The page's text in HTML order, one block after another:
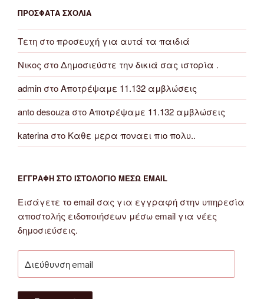
ΠΡΌΣΦΑΤΑ ΣΧΌΛΙΑ
Τετη στοπροσευχή για αυτά τα παιδιά
Νικος στοΔημοσιεύστε την δικιά σας ιστορία .
admin στοΑποτρέψαμε 11.132 αμβλώσεις
anto desouza στοΑποτρέψαμε 11.132 αμβλώσεις
katerina στο Καθε μερα ποναει πιο πολυ..
ΕΓΓΡΑΦΉ ΣΤΟ ΙΣΤΟΛΌΓΙΟ ΜΈΣΩ EMAIL
Εισάγετε το email σας για εγγραφή στην υπηρεσία
αποστολής ειδοποιήσεων μέσω email για νέες
δημοσιεύσεις.
email